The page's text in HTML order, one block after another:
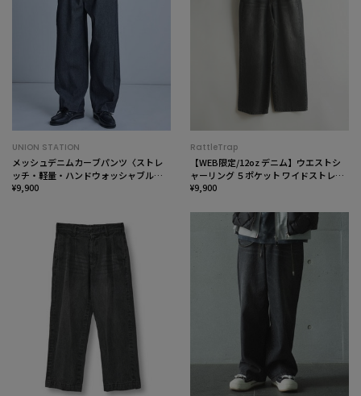
UNION STATION
メッシュデニムカーブパンツ〈ストレ
ッチ・軽量・ハンドウォッシャブル・
通気性〉
¥9,900
RattleTrap
【WEB限定/12oz デニム】ウエストシ
ャーリング ５ポケット ワイドストレー
トパンツ
¥9,900